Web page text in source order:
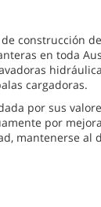
construcción
en toda
cargadoras.
por sus
por
mantenerse al